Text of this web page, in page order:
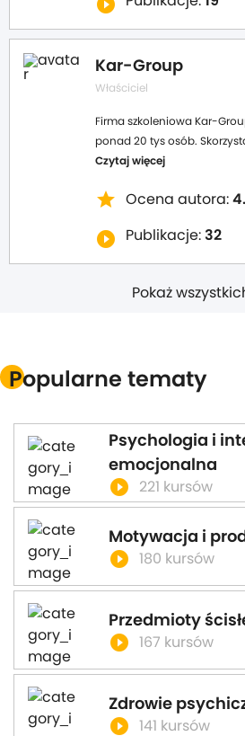
play_circle_filled
Kar-Group
Właściciel
Firma szkoleniowa Kar-
ponad 20 tys osób.
Czytaj więcej
star Ocena autora:
play_circle_filled Publikacje:32
Pokaż
Popularne tematy
Psychologia i
emocjonalna
play_circle_filled 221 kursów
Motywacja i
play_circle_filled 180 kursów
Przedmioty
play_circle_filled 167 kursów
Zdrowie
play_circle_filled 141 kursów